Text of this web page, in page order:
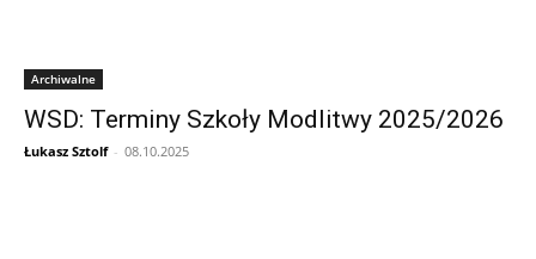
Archiwalne
WSD: Terminy Szkoły Modlitwy 2025/2026
Łukasz Sztolf - 08.10.2025